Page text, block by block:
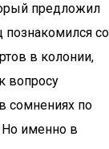
предложил
познакомился со
в колонии,
вопросу
сомнениях по
Но именно в